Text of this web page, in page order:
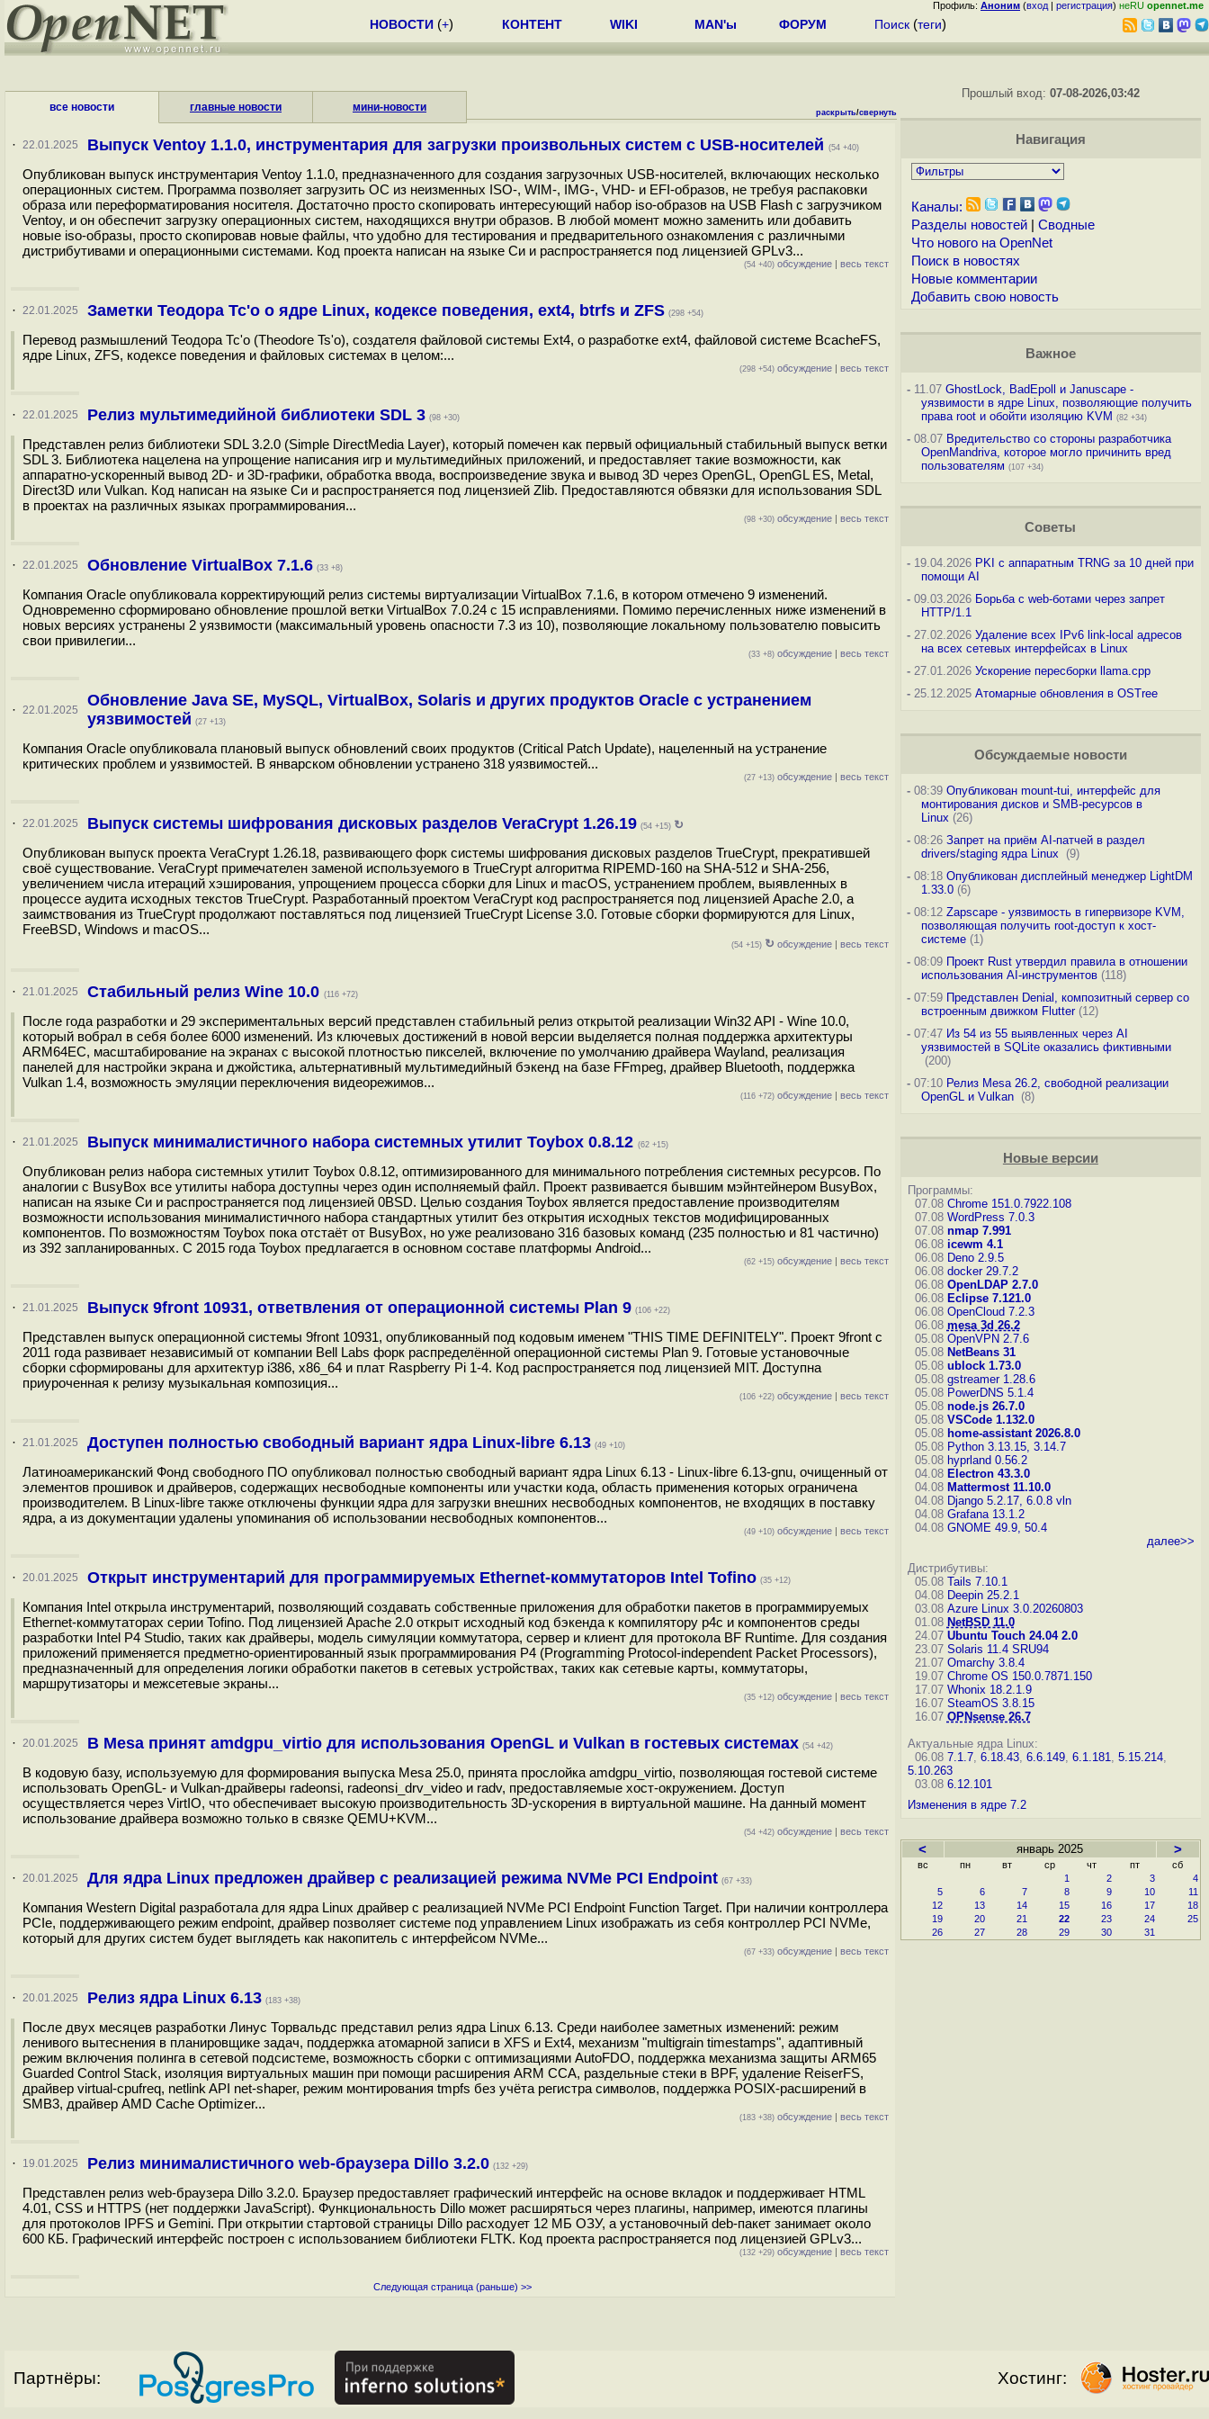
Профиль: Аноним (вход | регистрация) неRU opennet.me
НОВОСТИ (+) КОНТЕНТ WIKI MAN'ы ФОРУМ Поиск (теги)
все новости главные новости мини-новости раскрыть/свернуть
· 22.01.2025 Выпуск Ventoy 1.1.0, инструментария для загрузки произвольных систем с USB-носителей (54 +40)
Опубликован выпуск инструментария Ventoy 1.1.0, предназначенного для создания загрузочных USB-носителей, включающих несколько
операционных систем. Программа позволяет загрузить ОС из неизменных ISO-, WIM-, IMG-, VHD- и EFI-образов, не требуя распаковки
образа или переформатирования носителя. Достаточно просто скопировать интересующий набор iso-образов на USB Flash с загрузчиком
Ventoy, и он обеспечит загрузку операционных систем, находящихся внутри образов. В любой момент можно заменить или добавить
новые iso-образы, просто скопировав новые файлы, что удобно для тестирования и предварительного ознакомления с различными
дистрибутивами и операционными системами. Код проекта написан на языке Си и распространяется под лицензией GPLv3...
(54 +40) обсуждение | весь текст
· 22.01.2025 Заметки Теодора Тс'о о ядре Linux, кодексе поведения, ext4, btrfs и ZFS (298 +54)
Перевод размышлений Теодора Тс'о (Theodore Ts'o), создателя файловой системы Ext4, о разработке ext4, файловой системе BcacheFS,
ядре Linux, ZFS, кодексе поведения и файловых системах в целом:...
(298 +54) обсуждение | весь текст
· 22.01.2025 Релиз мультимедийной библиотеки SDL 3 (98 +30)
Представлен релиз библиотеки SDL 3.2.0 (Simple DirectMedia Layer), который помечен как первый официальный стабильный выпуск ветки
SDL 3. Библиотека нацелена на упрощение написания игр и мультимедийных приложений, и предоставляет такие возможности, как
аппаратно-ускоренный вывод 2D- и 3D-графики, обработка ввода, воспроизведение звука и вывод 3D через OpenGL, OpenGL ES, Metal,
Direct3D или Vulkan. Код написан на языке Си и распространяется под лицензией Zlib. Предоставляются обвязки для использования SDL
в проектах на различных языках программирования...
(98 +30) обсуждение | весь текст
· 22.01.2025 Обновление VirtualBox 7.1.6 (33 +8)
Компания Oracle опубликовала корректирующий релиз системы виртуализации VirtualBox 7.1.6, в котором отмечено 9 изменений.
Одновременно сформировано обновление прошлой ветки VirtualBox 7.0.24 с 15 исправлениями. Помимо перечисленных ниже изменений в
новых версиях устранены 2 уязвимости (максимальный уровень опасности 7.3 из 10), позволяющие локальному пользователю повысить
свои привилегии...
(33 +8) обсуждение | весь текст
· 22.01.2025
Обновление Java SE, MySQL, VirtualBox, Solaris и других продуктов Oracle с устранением
уязвимостей (27 +13)
Компания Oracle опубликовала плановый выпуск обновлений своих продуктов (Critical Patch Update), нацеленный на устранение
критических проблем и уязвимостей. В январском обновлении устранено 318 уязвимостей...
(27 +13) обсуждение | весь текст
· 22.01.2025 Выпуск системы шифрования дисковых разделов VeraCrypt 1.26.19 (54 +15) ↻
Опубликован выпуск проекта VeraCrypt 1.26.18, развивающего форк системы шифрования дисковых разделов TrueCrypt, прекратившей
своё существование. VeraCrypt примечателен заменой используемого в TrueCrypt алгоритма RIPEMD-160 на SHA-512 и SHA-256,
увеличением числа итераций хэширования, упрощением процесса сборки для Linux и macOS, устранением проблем, выявленных в
процессе аудита исходных текстов TrueCrypt. Разработанный проектом VeraCrypt код распространяется под лицензией Apache 2.0, а
заимствования из TrueCrypt продолжают поставляться под лицензией TrueCrypt License 3.0. Готовые сборки формируются для Linux,
FreeBSD, Windows и macOS...
(54 +15) ↻ обсуждение | весь текст
· 21.01.2025 Стабильный релиз Wine 10.0 (116 +72)
После года разработки и 29 экспериментальных версий представлен стабильный релиз открытой реализации Win32 API - Wine 10.0,
который вобрал в себя более 6000 изменений. Из ключевых достижений в новой версии выделяется полная поддержка архитектуры
ARM64EC, масштабирование на экранах с высокой плотностью пикселей, включение по умолчанию драйвера Wayland, реализация
панелей для настройки экрана и джойстика, альтернативный мультимедийный бэкенд на базе FFmpeg, драйвер Bluetooth, поддержка
Vulkan 1.4, возможность эмуляции переключения видеорежимов...
(116 +72) обсуждение | весь текст
· 21.01.2025 Выпуск минималистичного набора системных утилит Toybox 0.8.12 (62 +15)
Опубликован релиз набора системных утилит Toybox 0.8.12, оптимизированного для минимального потребления системных ресурсов. По
аналогии с BusyBox все утилиты набора доступны через один исполняемый файл. Проект развивается бывшим мэйнтейнером BusyBox,
написан на языке Си и распространяется под лицензией 0BSD. Целью создания Toybox является предоставление производителям
возможности использования минималистичного набора стандартных утилит без открытия исходных текстов модифицированных
компонентов. По возможностям Toybox пока отстаёт от BusyBox, но уже реализовано 316 базовых команд (235 полностью и 81 частично)
из 392 запланированных. С 2015 года Toybox предлагается в основном составе платформы Android...
(62 +15) обсуждение | весь текст
· 21.01.2025 Выпуск 9front 10931, ответвления от операционной системы Plan 9 (106 +22)
Представлен выпуск операционной системы 9front 10931, опубликованный под кодовым именем "THIS TIME DEFINITELY". Проект 9front с
2011 года развивает независимый от компании Bell Labs форк распределённой операционной системы Plan 9. Готовые установочные
сборки сформированы для архитектур i386, x86_64 и плат Raspberry Pi 1-4. Код распространяется под лицензией MIT. Доступна
приуроченная к релизу музыкальная композиция...
(106 +22) обсуждение | весь текст
· 21.01.2025 Доступен полностью свободный вариант ядра Linux-libre 6.13 (49 +10)
Латиноамериканский Фонд свободного ПО опубликовал полностью свободный вариант ядра Linux 6.13 - Linux-libre 6.13-gnu, очищенный от
элементов прошивок и драйверов, содержащих несвободные компоненты или участки кода, область применения которых ограничена
производителем. В Linux-libre также отключены функции ядра для загрузки внешних несвободных компонентов, не входящих в поставку
ядра, а из документации удалены упоминания об использовании несвободных компонентов...
(49 +10) обсуждение | весь текст
· 20.01.2025 Открыт инструментарий для программируемых Ethernet-коммутаторов Intel Tofino (35 +12)
Компания Intel открыла инструментарий, позволяющий создавать собственные приложения для обработки пакетов в программируемых
Ethernet-коммутаторах серии Tofino. Под лицензией Apache 2.0 открыт исходный код бэкенда к компилятору p4c и компонентов среды
разработки Intel P4 Studio, таких как драйверы, модель симуляции коммутатора, сервер и клиент для протокола BF Runtime. Для создания
приложений применяется предметно-ориентированный язык программирования P4 (Programming Protocol-independent Packet Processors),
предназначенный для определения логики обработки пакетов в сетевых устройствах, таких как сетевые карты, коммутаторы,
маршрутизаторы и межсетевые экраны...
(35 +12) обсуждение | весь текст
· 20.01.2025 В Mesa принят amdgpu_virtio для использования OpenGL и Vulkan в гостевых системах (54 +42)
В кодовую базу, используемую для формирования выпуска Mesa 25.0, принята прослойка amdgpu_virtio, позволяющая гостевой системе
использовать OpenGL- и Vulkan-драйверы radeonsi, radeonsi_drv_video и radv, предоставляемые хост-окружением. Доступ
осуществляется через VirtIO, что обеспечивает высокую производительность 3D-ускорения в виртуальной машине. На данный момент
использование драйвера возможно только в связке QEMU+KVM...
(54 +42) обсуждение | весь текст
· 20.01.2025 Для ядра Linux предложен драйвер с реализацией режима NVMe PCI Endpoint (67 +33)
Компания Western Digital разработала для ядра Linux драйвер с реализацией NVMe PCI Endpoint Function Target. При наличии контроллера
PCIe, поддерживающего режим endpoint, драйвер позволяет системе под управлением Linux изображать из себя контроллер PCI NVMe,
который для других систем будет выглядеть как накопитель с интерфейсом NVMe...
(67 +33) обсуждение | весь текст
· 20.01.2025 Релиз ядра Linux 6.13 (183 +38)
После двух месяцев разработки Линус Торвальдс представил релиз ядра Linux 6.13. Среди наиболее заметных изменений: режим
ленивого вытеснения в планировщике задач, поддержка атомарной записи в XFS и Ext4, механизм "multigrain timestamps", адаптивный
режим включения полинга в сетевой подсистеме, возможность сборки с оптимизациями AutoFDO, поддержка механизма защиты ARM65
Guarded Control Stack, изоляция виртуальных машин при помощи расширения ARM CCA, раздельные стеки в BPF, удаление ReiserFS,
драйвер virtual-cpufreq, netlink API net-shaper, режим монтирования tmpfs без учёта регистра символов, поддержка POSIX-расширений в
SMB3, драйвер AMD Cache Optimizer...
(183 +38) обсуждение | весь текст
· 19.01.2025 Релиз минималистичного web-браузера Dillo 3.2.0 (132 +29)
Представлен релиз web-браузера Dillo 3.2.0. Браузер предоставляет графический интерфейс на основе вкладок и поддерживает HTML
4.01, CSS и HTTPS (нет поддержки JavaScript). Функциональность Dillo может расширяться через плагины, например, имеются плагины
для протоколов IPFS и Gemini. При открытии стартовой страницы Dillo расходует 12 МБ ОЗУ, а установочный deb-пакет занимает около
600 КБ. Графический интерфейс построен с использованием библиотеки FLTK. Код проекта распространяется под лицензией GPLv3...
(132 +29) обсуждение | весь текст
Следующая страница (раньше) >>
Прошлый вход:07-08-2026,03:42
Навигация
Каналы:
Разделы новостей| Сводные
Что нового на OpenNet
Поиск в новостях
Новые комментарии
Добавить свою новость
Важное
-11.07 GhostLock, BadEpoll и Januscape -
уязвимости в ядре Linux, позволяющие получить
права root и обойти изоляцию KVM (82 +34)
-08.07 Вредительство со стороны разработчика
OpenMandriva, которое могло причинить вред
пользователям (107 +34)
Советы
-19.04.2026 PKI с аппаратным TRNG за 10 дней при
помощи AI
-09.03.2026 Борьба с web-ботами через запрет
HTTP/1.1
-27.02.2026 Удаление всех IPv6 link-local адресов
на всех сетевых интерфейсах в Linux
-27.01.2026 Ускорение пересборки llama.cpp
-25.12.2025 Атомарные обновления в OSTree
Обсуждаемые новости
-08:39 Опубликован mount-tui, интерфейс для
монтирования дисков и SMB-ресурсов в
Linux (26)
-08:26 Запрет на приём AI-патчей в раздел
drivers/staging ядра Linux
(9)
-08:18 Опубликован дисплейный менеджер LightDM
1.33.0(6)
-08:12 Zapscape - уязвимость в гипервизоре KVM,
позволяющая получить root-доступ к хост-
системе(1)
-08:09 Проект Rust утвердил правила в отношении
использования AI-инструментов(118)
-07:59 Представлен Denial, композитный сервер со
встроенным движком Flutter(12)
-07:47 Из 54 из 55 выявленных через AI
уязвимостей в SQLite оказались фиктивными
(200)
-07:10 Релиз Mesa 26.2, свободной реализации
OpenGL и Vulkan (8)
Новые версии
Программы:
07.08 Chrome 151.0.7922.108
07.08 WordPress 7.0.3
07.08 nmap 7.991
06.08 icewm 4.1
06.08 Deno 2.9.5
06.08 docker 29.7.2
06.08 OpenLDAP 2.7.0
06.08 Eclipse 7.121.0
06.08 OpenCloud 7.2.3
06.08 mesa 3d 26.2
05.08 OpenVPN 2.7.6
05.08 NetBeans 31
05.08 ublock 1.73.0
05.08 gstreamer 1.28.6
05.08 PowerDNS 5.1.4
05.08 node.js 26.7.0
05.08 VSCode 1.132.0
05.08 home-assistant 2026.8.0
05.08 Python 3.13.15, 3.14.7
05.08 hyprland 0.56.2
04.08 Electron 43.3.0
04.08 Mattermost 11.10.0
04.08 Django 5.2.17, 6.0.8 vln
04.08 Grafana 13.1.2
04.08 GNOME 49.9, 50.4
далее>>
Дистрибутивы:
05.08 Tails 7.10.1
04.08 Deepin 25.2.1
03.08 Azure Linux 3.0.20260803
01.08 NetBSD 11.0
24.07 Ubuntu Touch 24.04 2.0
23.07 Solaris 11.4 SRU94
21.07 Omarchy 3.8.4
19.07 Chrome OS 150.0.7871.150
17.07 Whonix 18.2.1.9
16.07 SteamOS 3.8.15
16.07 OPNsense 26.7
Актуальные ядра Linux:
06.08 7.1.7, 6.18.43, 6.6.149, 6.1.181, 5.15.214,
5.10.263
03.08 6.12.101
Изменения в ядре 7.2
< январь 2025 >
вс пн вт ср чт пт
сб
1
2 3
4
5
6 7 8 9 10
11
12
13 14 15 16 17
18
19
20 21 22 23 24
25
26
27 28 29 30 31
Партнёры: Хостинг: